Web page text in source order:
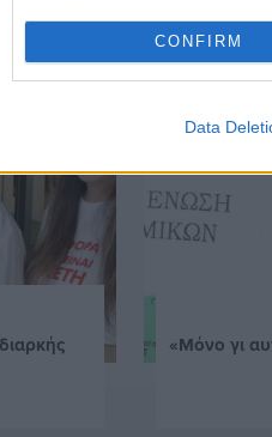
CONFIRM
Data
«Μόνο γι